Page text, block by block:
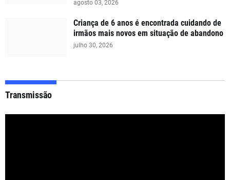
agosto 03, 2026
Criança de 6 anos é encontrada cuidando de
irmãos mais novos em situação de abandono
julho 30, 2026
Transmissão